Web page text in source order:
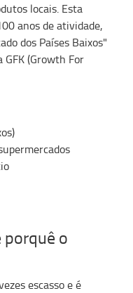
locais. Esta
anos de atividade,
dos Países Baixos"
GFK (Growth For
porquê o
escasso e é